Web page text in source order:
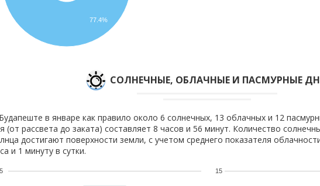
77.4%
CОЛНЕЧНЫЕ, ОБЛАЧНЫЕ И ПАСМУРНЫЕ
в январе как правило около 6 солнечных, 13 облачных и 12
(от рассвета до заката) составляет 8 часов и 56 минут. Количество
достигают поверхности земли, с учетом среднего показателя
и 1 минуту в сутки.
15